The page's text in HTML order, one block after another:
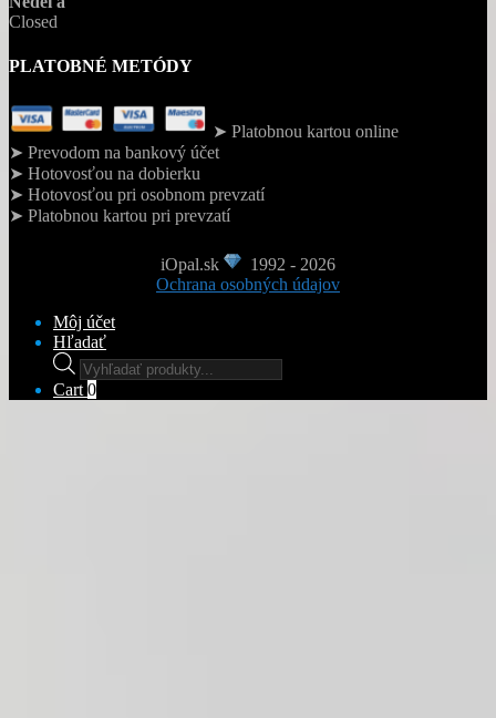
Closed
PLATOBNÉ METÓDY
➤ Platobnou kartou online
➤ Prevodom na bankový účet
➤ Hotovosťou na dobierku
➤ Hotovosťou pri osobnom prevzatí
➤ Platobnou kartou pri prevzatí
iOpal.sk
1992 - 2026
Ochrana osobných údajov
Môj účet
Hľadať
Products
search
Cart 0